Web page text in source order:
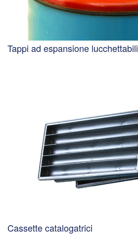
Tappi ad espansione lucchettabili
Cassette catalogatrici